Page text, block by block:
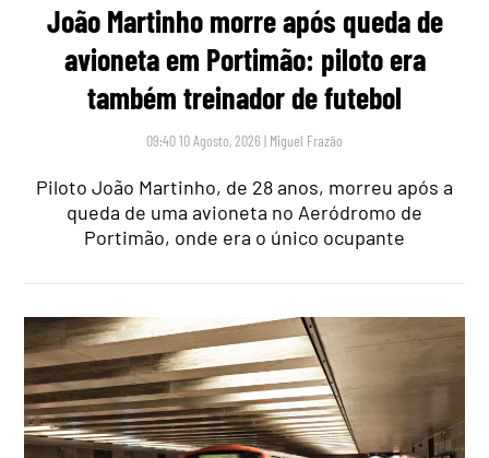
João Martinho morre após queda de
avioneta em Portimão: piloto era
também treinador de futebol
09:40 10 Agosto, 2026 | Miguel Frazão
Piloto João Martinho, de 28 anos, morreu após a
queda de uma avioneta no Aeródromo de
Portimão, onde era o único ocupante